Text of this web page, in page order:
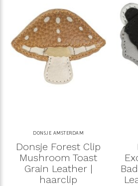
DONSJE AMSTERDAM
Donsje Forest Clip
Mushroom Toast
Grain Leather |
haarclip